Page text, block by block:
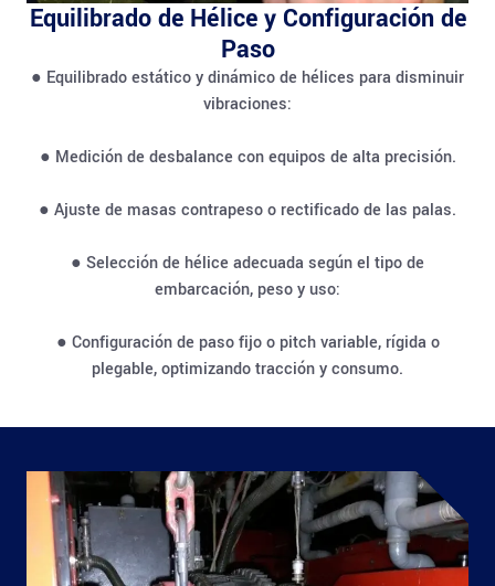
Equilibrado de Hélice y Configuración de
Paso
● Equilibrado estático y dinámico de hélices para disminuir
vibraciones:
● Medición de desbalance con equipos de alta precisión.
● Ajuste de masas contrapeso o rectificado de las palas.
● Selección de hélice adecuada según el tipo de
embarcación, peso y uso:
● Configuración de paso fijo o pitch variable, rígida o
plegable, optimizando tracción y consumo.